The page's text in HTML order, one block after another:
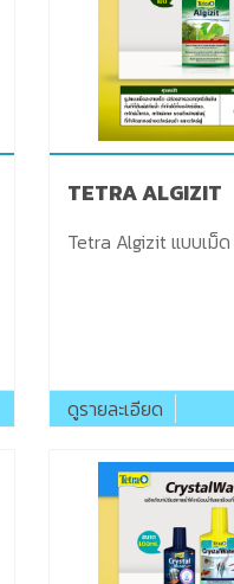
TETRA ALGIZIT
Tetra Algizit แบบเม็ด
ดูรายละเอียด